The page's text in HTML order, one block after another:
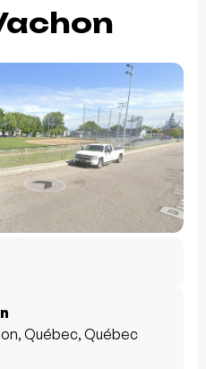
Québec, Québec